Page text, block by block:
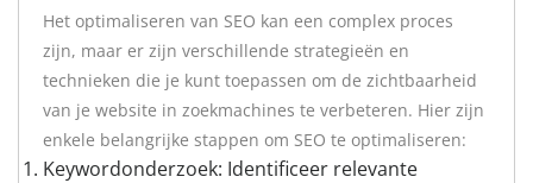
Het optimaliseren van SEO kan een complex proces
zijn, maar er zijn verschillende strategieën en
technieken die je kunt toepassen om de zichtbaarheid
van je website in zoekmachines te verbeteren. Hier zijn
enkele belangrijke stappen om SEO te optimaliseren:
Keywordonderzoek: Identificeer relevante